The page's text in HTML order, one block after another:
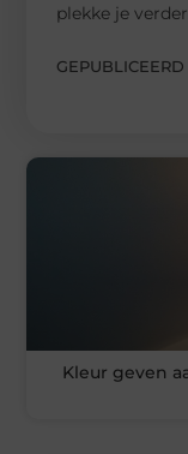
plekke je
Kleur geven